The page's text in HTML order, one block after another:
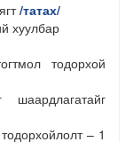
/татах/
хуулбар
тодорхой
– 1